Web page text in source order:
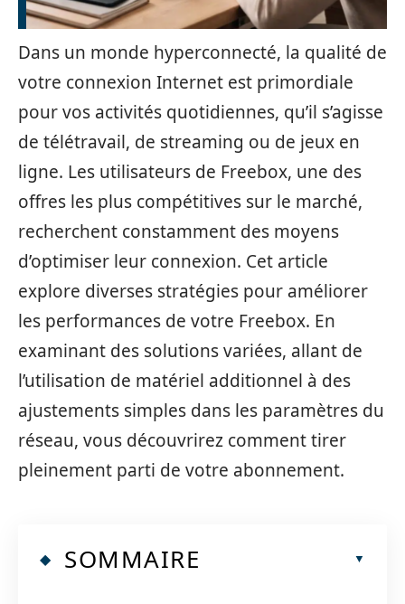
Dans un monde hyperconnecté, la qualité de
votre connexion Internet est primordiale
pour vos activités quotidiennes, qu’il s’agisse
de télétravail, de streaming ou de jeux en
ligne. Les utilisateurs de Freebox, une des
offres les plus compétitives sur le marché,
recherchent constamment des moyens
d’optimiser leur connexion. Cet article
explore diverses stratégies pour améliorer
les performances de votre Freebox. En
examinant des solutions variées, allant de
l’utilisation de matériel additionnel à des
ajustements simples dans les paramètres du
réseau, vous découvrirez comment tirer
pleinement parti de votre abonnement.
SOMMAIRE